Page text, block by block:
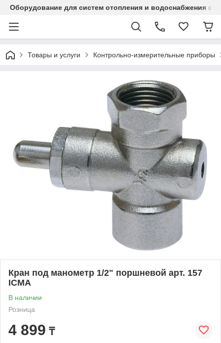
Оборудование для систем отопления и водоснабжения в
Товары и услуги Контрольно-измерительные приборы
Кран под манометр 1/2" поршневой арт. 157
ICMA
В наличии
Розница
4 899 ₸